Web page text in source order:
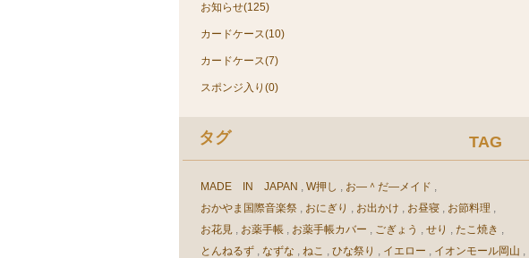
お知らせ(125)
カードケース(10)
カードケース(7)
スポンジ入り(0)
デザイン(素材)(11)
パスポートカバー(1)
ビニール(24)
タグ TAG
MADE IN JAPAN W押し
お―＾だ―メイド
おかやま国際音楽祭
おにぎり お出かけ お昼寝
お節料理
お花見
お薬手帳 お薬手帳カバー ごぎょう せり
たこ焼き
とんねるず
なずな ねこ ひな祭り イエロー
イオンモール岡山